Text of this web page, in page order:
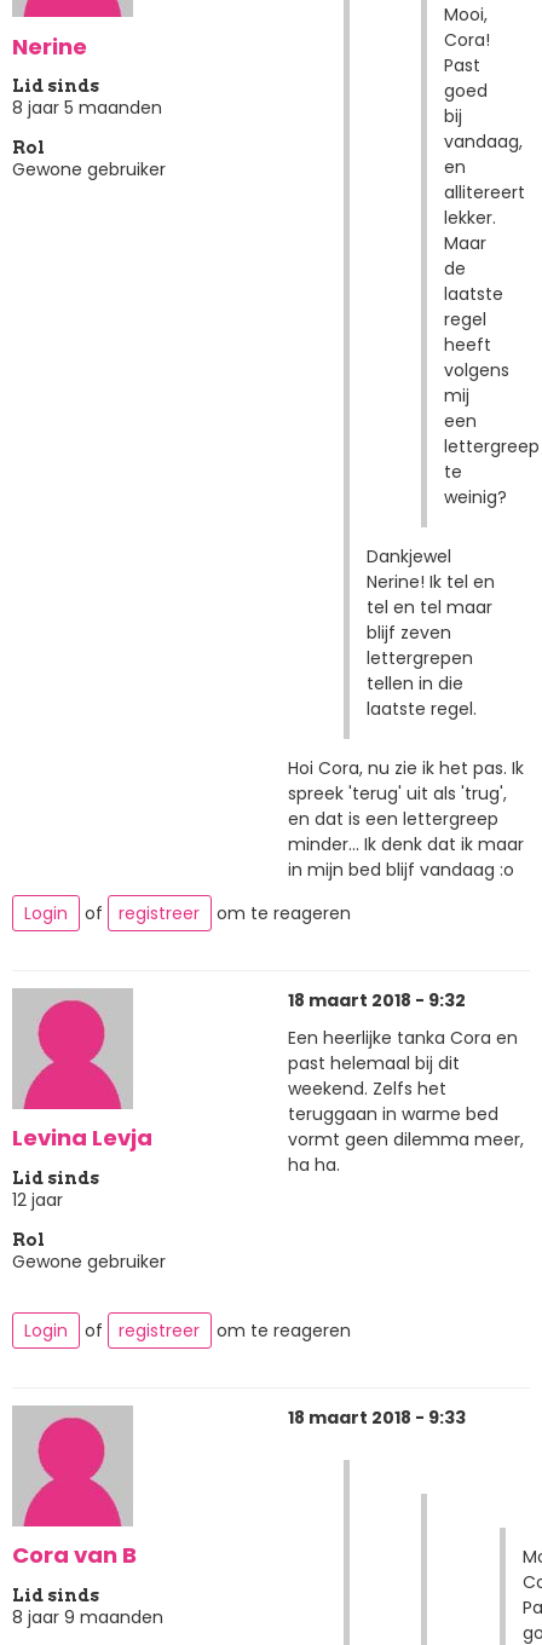
Nerine
Lid sinds
8 jaar 5 maanden
Rol
Gewone gebruiker
Mooi,
Cora!
Past
goed
bij
vandaag,
en
allitereert
lekker.
Maar
de
laatste
regel
heeft
volgens
mij
een
lettergreep
te
weinig?
Dankjewel
Nerine! Ik tel en
tel en tel maar
blijf zeven
lettergrepen
tellen in die
laatste regel.
Hoi Cora, nu zie ik het pas. Ik
spreek 'terug' uit als 'trug',
en dat is een lettergreep
minder... Ik denk dat ik maar
in mijn bed blijf vandaag :o
Login
of registreer om te reageren
Levina Levja
Lid sinds
12 jaar
Rol
Gewone gebruiker
18 maart 2018 - 9:32
Een heerlijke tanka Cora en
past helemaal bij dit
weekend. Zelfs het
teruggaan in warme bed
vormt geen dilemma meer,
ha ha.
Login of registreer om te reageren
Cora van B
Lid sinds
8 jaar 9 maanden
18 maart 2018 - 9:33